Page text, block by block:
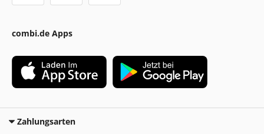
combi.de Apps
Zahlungsarten